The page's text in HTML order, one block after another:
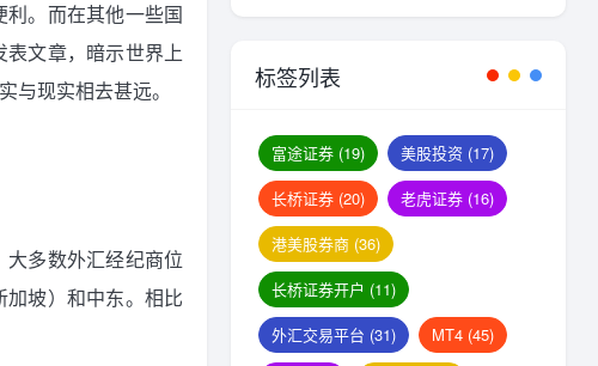
。而在其他一些国
文章，暗示世界上
与现实相去甚远。
大多数外汇经纪商位
坡）和中东。相比
标签列表
富途证券 (19) 美股投资 (17)
长桥证券 (20) 老虎证券 (16)
港美股券商 (36)
长桥证券开户 (11)
外汇交易平台 (31) MT4 (45)